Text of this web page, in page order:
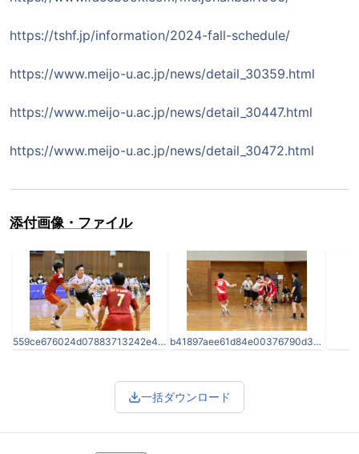
https://tshf.jp/information/2024-fall-schedule/
https://www.meijo-u.ac.jp/news/detail_30359.html
https://www.meijo-u.ac.jp/news/detail_30447.html
https://www.meijo-u.ac.jp/news/detail_30472.html
添付画像・ファイル
559ce676024d07883713242e4122bf72-thumb-5200x3467-61449.jpeg b41897aee61d84e00376790d39a02e17-thumb-4200x2800-61450.jpg
一括ダウンロード